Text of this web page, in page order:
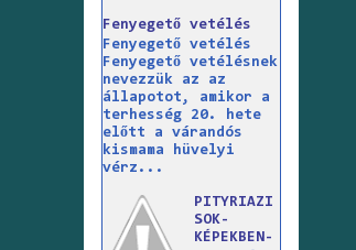
Fenyegető vetélés
Fenyegető vetélés
Fenyegető vetélésnek
nevezzük az az
állapotot, amikor a
terhesség 20. hete
előtt a várandós
kismama hüvelyi
vérz...
PITYRIAZI
SOK-
KÉPEKBEN-